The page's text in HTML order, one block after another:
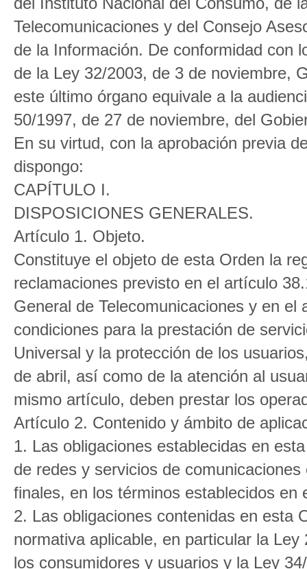
Telecomunicaciones y del Consejo
de la Información. De conformidad con
de la Ley 32/2003, de 3 de noviembre,
este último órgano equivale a la
50/1997, de 27 de noviembre, del
En su virtud, con la aprobación previa
dispongo:
CAPÍTULO I.
DISPOSICIONES GENERALES.
Artículo 1. Objeto.
Constituye el objeto de esta Orden la
reclamaciones previsto en el artículo
General de Telecomunicaciones y en
condiciones para la prestación de
Universal y la protección de los
de abril, así como de la atención al
mismo artículo, deben prestar los
Artículo 2. Contenido y ámbito de
1. Las obligaciones establecidas en
de redes y servicios de
finales, en los términos establecidos en
2. Las obligaciones contenidas en esta
normativa aplicable, en particular la
los consumidores y usuarios y la Ley